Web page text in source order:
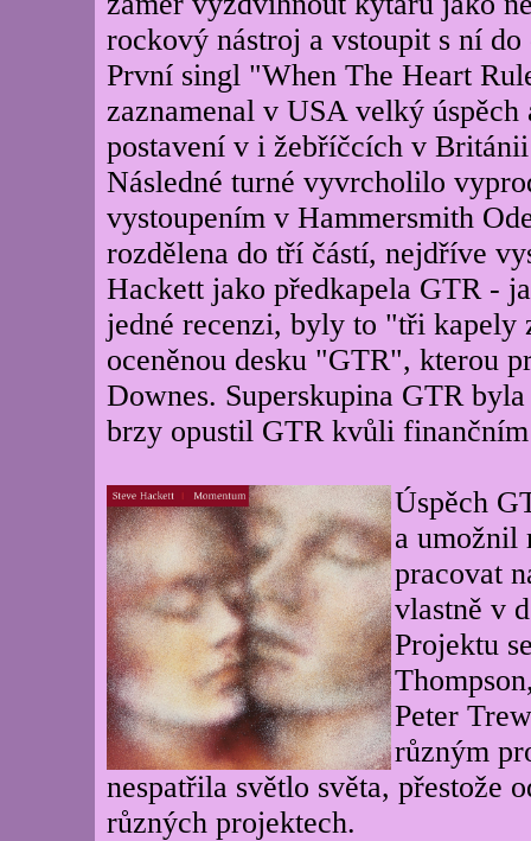
rockový nástroj a vstoupit s ní do
První singl "When The Heart
zaznamenal v USA velký úspěch
postavení v i žebříčcích v
Následné turné vyvrcholilo
vystoupením v Hammersmith
rozdělena do tří částí, nejdříve
Hackett jako předkapela GTR -
jedné recenzi, byly to "tři kapely
oceněnou desku "GTR", kterou
Downes. Superskupina GTR
brzy opustil GTR kvůli finančním
Úspěch
a umožnil
pracovat
vlastně v
Projektu
Peter
různým
nespatřila světlo světa, přestože
různých projektech.